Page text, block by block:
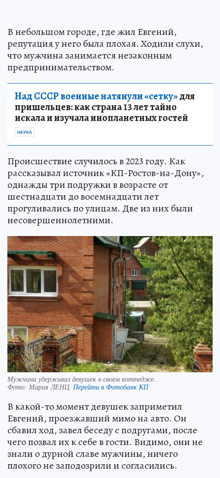
В небольшом городе, где жил Евгений,
репутация у него была плохая. Ходили слухи,
что мужчина занимается незаконным
предпринимательством.
Над СССР военные натянули «сетку»для
пришельцев: как страна 13 лет тайно
искала и изучала инопланетных гостей
НАУКА
Происшествие случилось в 2023 году. Как
рассказывал источник «КП-Ростов-на-Дону»,
однажды три подружки в возрасте от
шестнадцати до восемнадцати лет
прогуливались по улицам. Две из них были
несовершеннолетними.
Мужчина удерживал девушек в своем коттедже.
Фото: Мария ЛЕНЦ. Перейти в Фотобанк КП
В какой-то момент девушек заприметил
Евгений, проезжавший мимо на авто. Он
сбавил ход, завел беседу с подругами, после
чего позвал их к себе в гости. Видимо, они не
знали о дурной славе мужчины, ничего
плохого не заподозрили и согласились.